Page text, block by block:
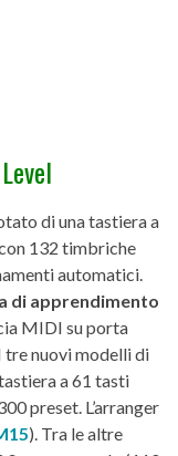
di una tastiera a
132 timbriche
automatici.
di apprendimento
MIDI su porta
tre nuovi modelli di
a 61 tasti
preset. L’arranger
). Tra le altre